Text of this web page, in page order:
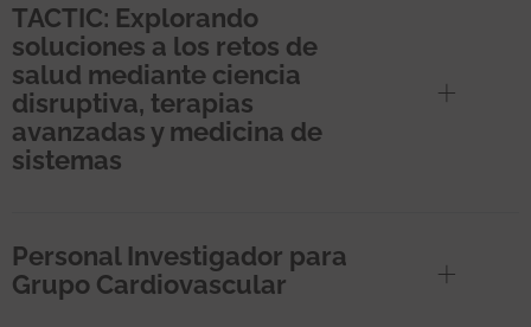
TACTIC: Explorando
soluciones a los retos de
salud mediante ciencia
disruptiva, terapias
avanzadas y medicina de
sistemas
Personal Investigador para
Grupo Cardiovascular